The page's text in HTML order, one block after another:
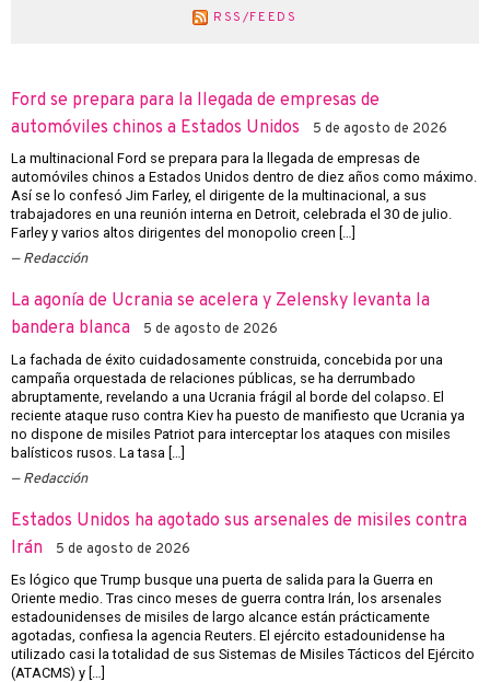
RSS/FEEDS
Ford se prepara para la llegada de empresas de
automóviles chinos a Estados Unidos
5 de agosto de 2026
La multinacional Ford se prepara para la llegada de empresas de
automóviles chinos a Estados Unidos dentro de diez años como máximo.
Así se lo confesó Jim Farley, el dirigente de la multinacional, a sus
trabajadores en una reunión interna en Detroit, celebrada el 30 de julio.
Farley y varios altos dirigentes del monopolio creen […]
Redacción
La agonía de Ucrania se acelera y Zelensky levanta la
bandera blanca
5 de agosto de 2026
La fachada de éxito cuidadosamente construida, concebida por una
campaña orquestada de relaciones públicas, se ha derrumbado
abruptamente, revelando a una Ucrania frágil al borde del colapso. El
reciente ataque ruso contra Kiev ha puesto de manifiesto que Ucrania ya
no dispone de misiles Patriot para interceptar los ataques con misiles
balísticos rusos. La tasa […]
Redacción
Estados Unidos ha agotado sus arsenales de misiles contra
Irán
5 de agosto de 2026
Es lógico que Trump busque una puerta de salida para la Guerra en
Oriente medio. Tras cinco meses de guerra contra Irán, los arsenales
estadounidenses de misiles de largo alcance están prácticamente
agotadas, confiesa la agencia Reuters. El ejército estadounidense ha
utilizado casi la totalidad de sus Sistemas de Misiles Tácticos del Ejército
(ATACMS) y […]